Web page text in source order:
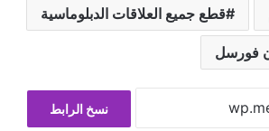
قطع جميع العلاقات الدبلوماسية
فورسل
نسخ الرابط